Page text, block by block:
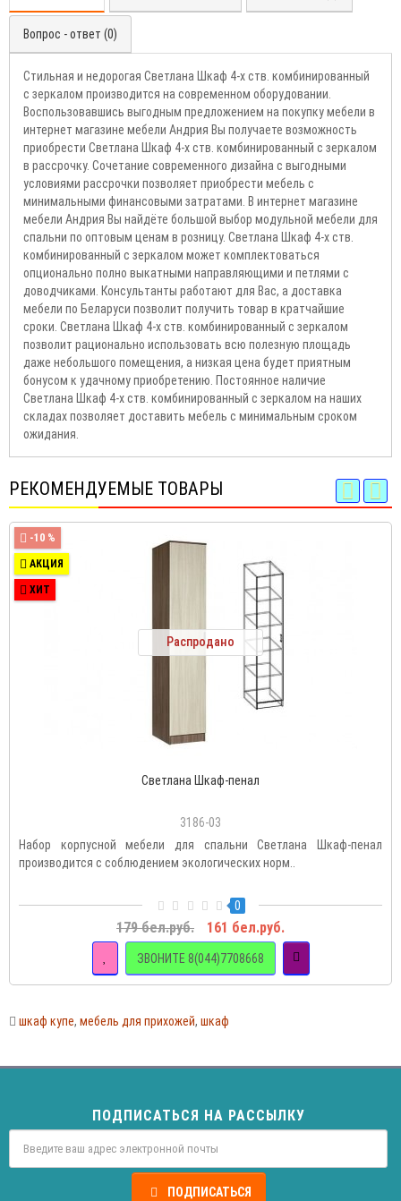
Вопрос - ответ (0)
Стильная и недорогая Светлана Шкаф 4-х ств. комбинированный
с зеркалом производится на современном оборудовании.
Воспользовавшись выгодным предложением на покупку мебели в
интернет магазине мебели Андрия Вы получаете возможность
приобрести Светлана Шкаф 4-х ств. комбинированный с зеркалом
в рассрочку. Сочетание современного дизайна с выгодными
условиями рассрочки позволяет приобрести мебель с
минимальными финансовыми затратами. В интернет магазине
мебели Андрия Вы найдёте большой выбор модульной мебели для
спальни по оптовым ценам в розницу. Светлана Шкаф 4-х ств.
комбинированный с зеркалом может комплектоваться
опционально полно выкатными направляющими и петлями с
доводчиками. Консультанты работают для Вас, а доставка
мебели по Беларуси позволит получить товар в кратчайшие
сроки. Светлана Шкаф 4-х ств. комбинированный с зеркалом
позволит рационально использовать всю полезную площадь
даже небольшого помещения, а низкая цена будет приятным
бонусом к удачному приобретению. Постоянное наличие
Светлана Шкаф 4-х ств. комбинированный с зеркалом на наших
складах позволяет доставить мебель с минимальным сроком
ожидания.
РЕКОМЕНДУЕМЫЕ ТОВАРЫ
-10 %
АКЦИЯ
ХИТ
Распродано
Светлана Шкаф-пенал
3186-03
Набор корпусной мебели для спальни Светлана Шкаф-пенал
производится с соблюдением экологических норм..
0
179 бел.руб. 161 бел.руб.
ЗВОНИТЕ 8(044)7708668
шкаф купе, мебель для прихожей, шкаф
ПОДПИСАТЬСЯ НА РАССЫЛКУ
ПОДПИСАТЬСЯ